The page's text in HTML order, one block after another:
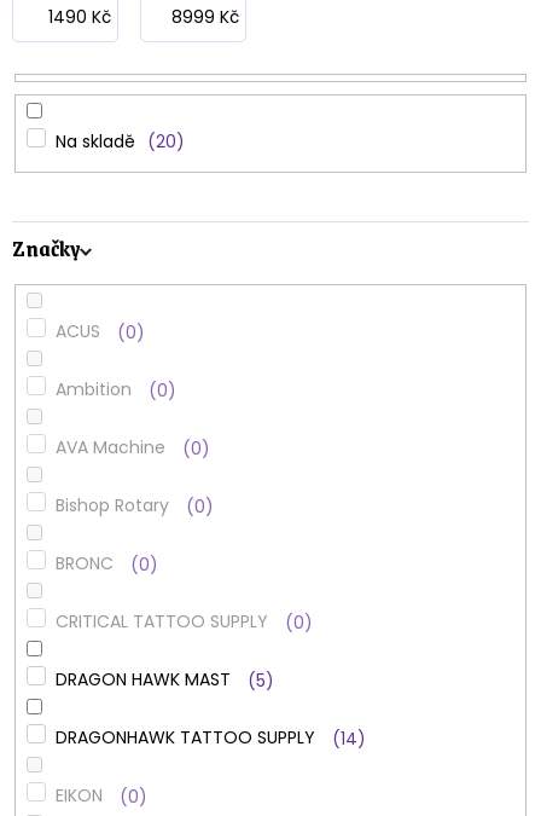
r
o
d
u
k
t
ů
1490 Kč 8999 Kč
Na skladě 20
Značky
ACUS 0
Ambition 0
AVA Machine 0
Bishop Rotary 0
BRONC 0
CRITICAL TATTOO SUPPLY 0
DRAGON HAWK MAST 5
DRAGONHAWK TATTOO SUPPLY 14
EIKON 0